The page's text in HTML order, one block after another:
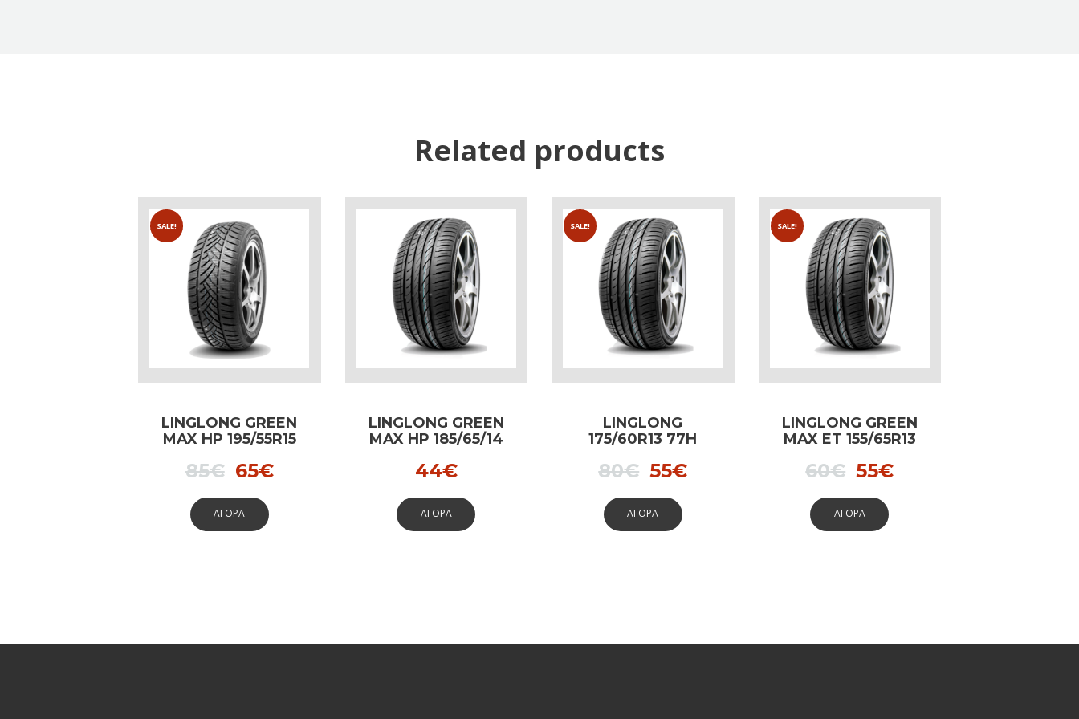
Related products
SALE!
LINGLONG GREEN
MAX HP 195/55R15
85€ Original
price
was:
65€Current
ΑΓΟΡΑ
LINGLONG GREEN
MAX HP 185/65/14
44€
ΑΓΟΡΑ
SALE!
LINGLONG
175/60R13 77H
80€ Original
price
was:
55€Current
ΑΓΟΡΑ
SALE!
LINGLONG GREEN
MAX ET 155/65R13
60€ Original
price
was:
55€Current
ΑΓΟΡΑ